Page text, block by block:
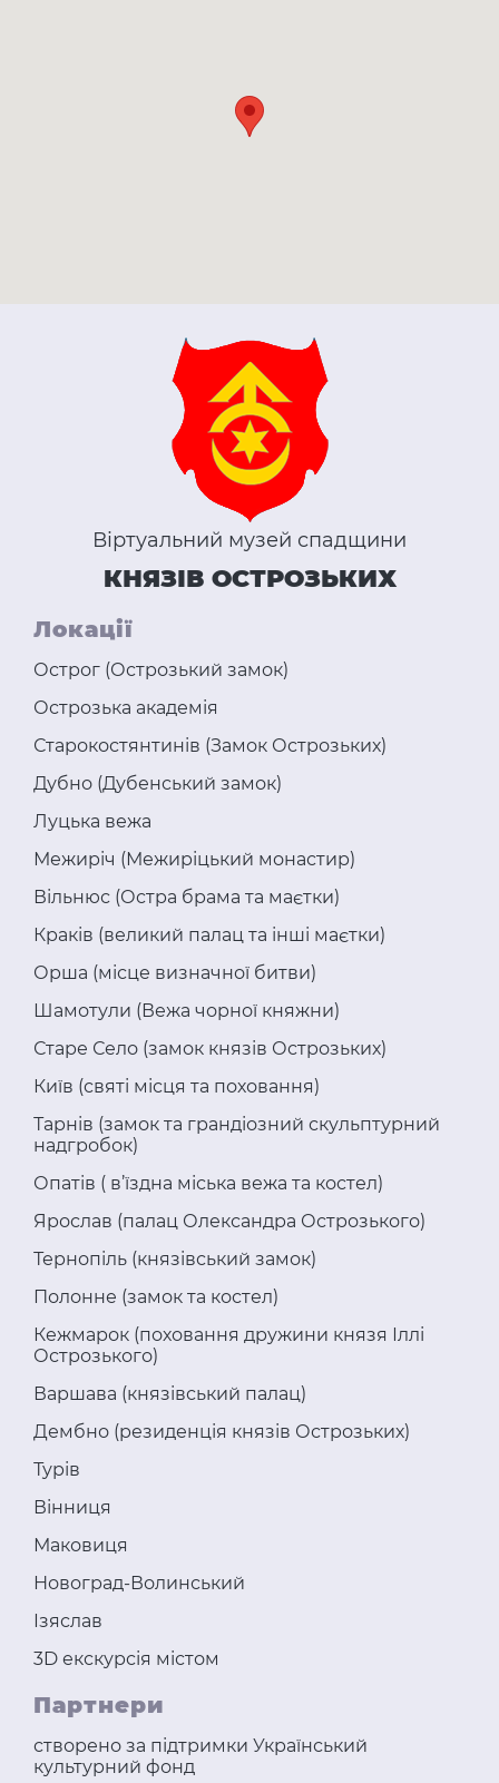
Віртуальний музей спадщини
КНЯЗІВ ОСТРОЗЬКИХ
Локації
Острог (Острозький замок)
Острозька академія
Старокостянтинів (Замок Острозьких)
Дубно (Дубенський замок)
Луцька вежа
Межиріч (Межиріцький монастир)
Вільнюс (Остра брама та маєтки)
Краків (великий палац та інші маєтки)
Орша (місце визначної битви)
Шамотули (Вежа чорної княжни)
Старе Село (замок князів Острозьких)
Київ (святі місця та поховання)
Тарнів (замок та грандіозний скульптурний
надгробок)
Опатів ( в’їздна міська вежа та костел)
Ярослав (палац Олександра Острозького)
Тернопіль (князівський замок)
Полонне (замок та костел)
Кежмарок (поховання дружини князя Іллі
Острозького)
Варшава (князівський палац)
Дембно (резиденція князів Острозьких)
Турів
Вінниця
Маковиця
Новоград-Волинський
Ізяслав
3D екскурсія містом
Партнери
створено за підтримки Український
культурний фонд